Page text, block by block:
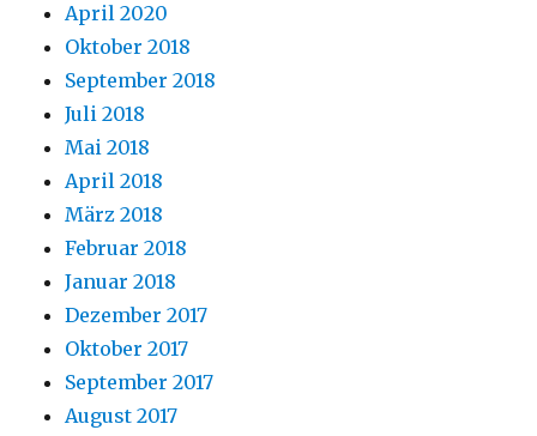
April 2020
Oktober 2018
September 2018
Juli 2018
Mai 2018
April 2018
März 2018
Februar 2018
Januar 2018
Dezember 2017
Oktober 2017
September 2017
August 2017